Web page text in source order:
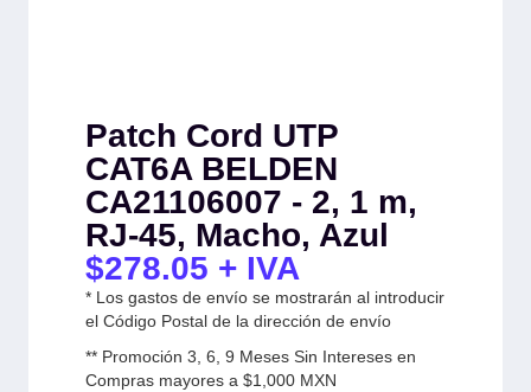
Patch Cord UTP
CAT6A BELDEN
CA21106007 - 2, 1 m,
RJ-45, Macho, Azul
$278.05 + IVA
* Los gastos de envío se mostrarán al introducir
el Código Postal de la dirección de envío
** Promoción 3, 6, 9 Meses Sin Intereses en
Compras mayores a $1,000 MXN